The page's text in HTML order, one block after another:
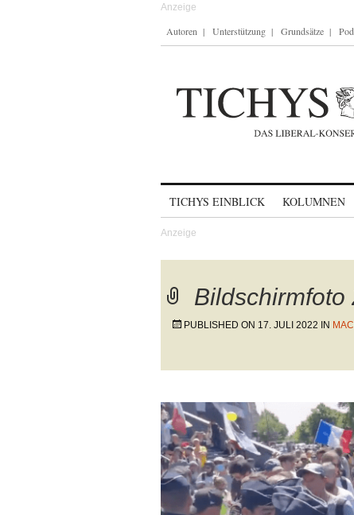
Autoren Unterstützung Grundsätze
TICHYS EINBLICK KOLUMNEN
PUBLISHED ON 17. JULI 2022 IN